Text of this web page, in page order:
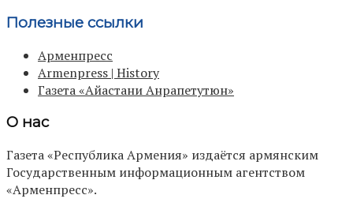
Полезные ссылки
Арменпресс
Armenpress | History
Газета «Айастани Анрапетутюн»
О нас
Газета «Республика Армения» издаётся армянским
Государственным информационным агентством
«Арменпресс».